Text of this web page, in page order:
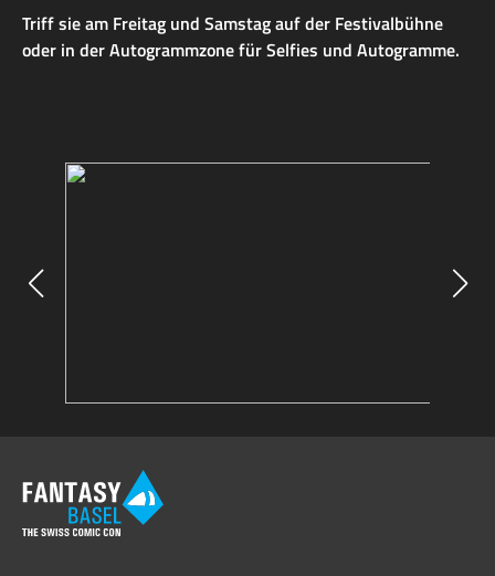
Triff sie am Freitag und Samstag auf der Festivalbühne
oder in der Autogrammzone für Selfies und Autogramme.